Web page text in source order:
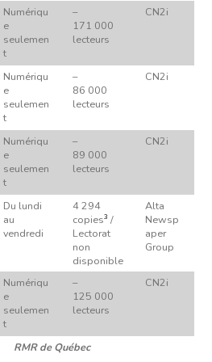
Numériqu
e
seulemen
t
–
171 000
lecteurs
CN2i
Numériqu
e
seulemen
t
–
86 000
lecteurs
CN2i
Numériqu
e
seulemen
t
–
89 000
lecteurs
CN2i
Du lundi
au
vendredi
4 294
copies3 /
Lectorat
non
disponible
Alta
Newsp
aper
Group
Numériqu
e
seulemen
t
–
125 000
lecteurs
CN2i
RMR de Québec